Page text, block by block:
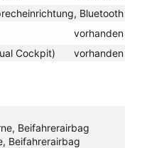
Bluetooth
vorhanden
Cockpit)
vorhanden
Beifahrerairbag
Beifahrerairbag